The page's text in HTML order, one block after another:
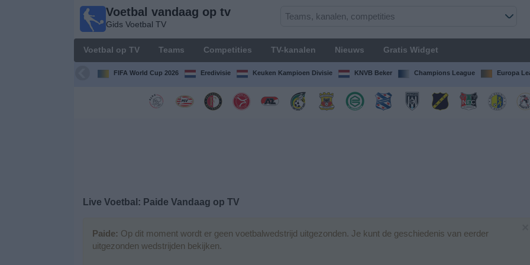
Voetbal vandaag op tv
Gids Voetbal TV
Voetbal op TV Teams Competities TV-kanalen Nieuws Gratis Widget
FIFA World Cup 2026 Eredivisie Keuken Kampioen Divisie KNVB Beker Champions League Europa
Live Voetbal: Paide Vandaag op TV
Paide: Op dit moment wordt er geen voetbalwedstrijd uitgezonden. Je kunt de geschiedenis van eerder
uitgezonden wedstrijden bekijken.